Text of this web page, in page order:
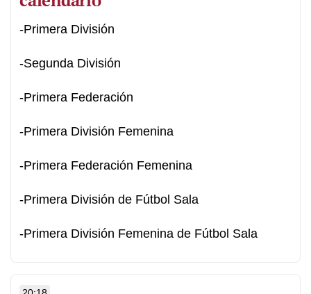
-Primera División
-Segunda División
-Primera Federación
-Primera División Femenina
-Primera Federación Femenina
-Primera División de Fútbol Sala
-Primera División Femenina de Fútbol Sala